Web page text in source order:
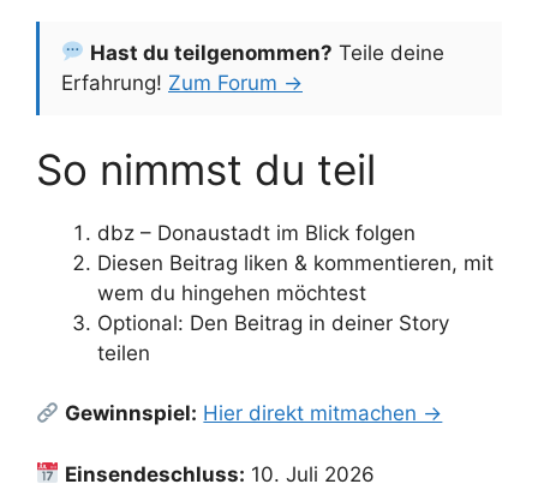
Hast du teilgenommen? Teile deine
Erfahrung! Zum Forum →
So nimmst du teil
dbz – Donaustadt im Blick folgen
Diesen Beitrag liken & kommentieren, mit
wem du hingehen möchtest
Optional: Den Beitrag in deiner Story
teilen
Gewinnspiel: Hier direkt mitmachen →
Einsendeschluss: 10. Juli 2026